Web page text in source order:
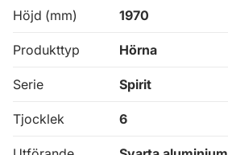
Höjd (mm) 1970
Produkttyp Hörna
Serie Spirit
Tjocklek 6